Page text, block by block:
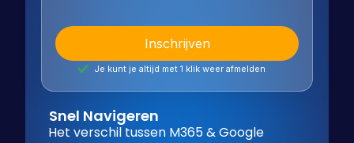
Je kunt je altijd met 1 klik weer afmelden
Snel Navigeren
Het verschil tussen M365 & Google